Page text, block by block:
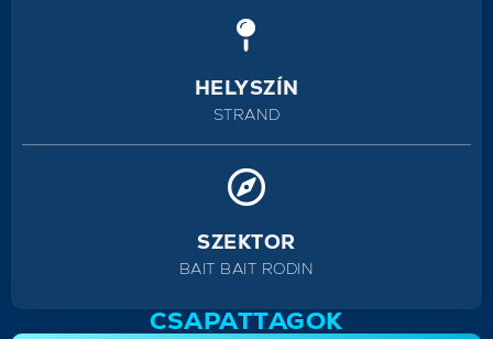
HELYSZÍN
STRAND
SZEKTOR
BAIT BAIT RODIN
CSAPATTAGOK